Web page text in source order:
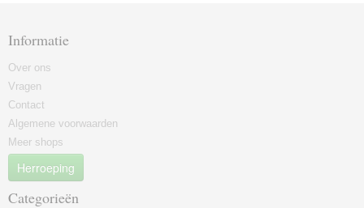
Informatie
Over ons
Vragen
Contact
Algemene voorwaarden
Meer shops
Herroeping
Categorieën